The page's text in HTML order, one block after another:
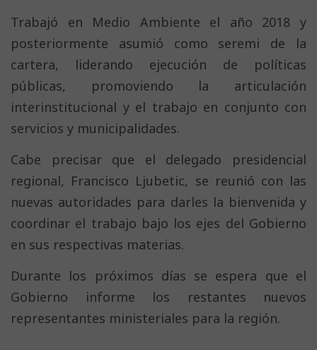
Trabajó en Medio Ambiente el año 2018 y
posteriormente asumió como seremi de la
cartera, liderando ejecución de políticas
públicas, promoviendo la articulación
interinstitucional y el trabajo en conjunto con
servicios y municipalidades.
Cabe precisar que el delegado presidencial
regional, Francisco Ljubetic, se reunió con las
nuevas autoridades para darles la bienvenida y
coordinar el trabajo bajo los ejes del Gobierno
en sus respectivas materias.
Durante los próximos días se espera que el
Gobierno informe los restantes nuevos
representantes ministeriales para la región.